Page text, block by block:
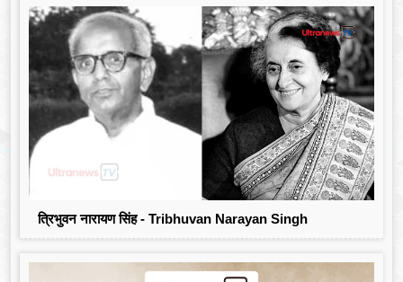
त्रिभुवन नारायण सिंह - Tribhuvan Narayan Singh